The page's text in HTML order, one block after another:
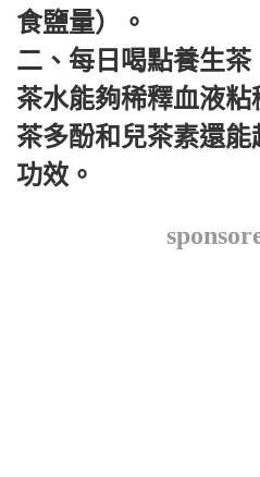
食鹽量）。
二、每日喝點養生茶
茶水能夠稀釋血液
茶多酚和兒茶素還
功效。